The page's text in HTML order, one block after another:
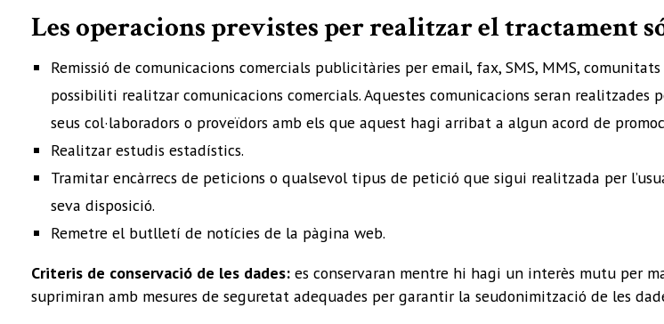
Les operacions previstes per realitzar el tractament
Remissió de comunicacions comercials publicitàries per email, fax, SMS, MMS,
possibiliti realitzar comunicacions comercials. Aquestes comunicacions seran realitzades
seus col·laboradors o proveïdors amb els que aquest hagi arribat a algun acord de
Realitzar estudis estadístics.
Tramitar encàrrecs de peticions o qualsevol tipus de petició que sigui realitzada per
seva disposició.
Remetre el butlletí de notícies de la pàgina web.
Criteris de conservació de les dades: es conservaran mentre hi hagi un interès mutu per
suprimiran amb mesures de seguretat adequades per garantir la seudonimització de les